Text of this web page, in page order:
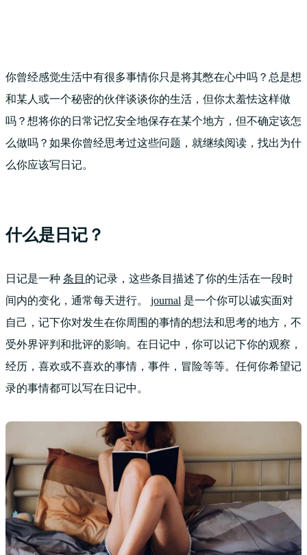
你曾经感觉生活中有很多事情你只是将其憋在心中吗？总是想
和某人或一个秘密的伙伴谈谈你的生活，但你太羞怯这样做
吗？想将你的日常记忆安全地保存在某个地方，但不确定该怎
么做吗？如果你曾经思考过这些问题，就继续阅读，找出为什
么你应该写日记。
什么是日记？
日记是一种 条目 的记录，这些条目描述了你的生活在一段时
间内的变化，通常每天进行。 journal 是一个你可以诚实面对
自己，记下你对发生在你周围的事情的想法和思考的地方，不
受外界评判和批评的影响。在日记中，你可以记下你的观察，
经历，喜欢或不喜欢的事情，事件，冒险等等。任何你希望记
录的事情都可以写在日记中。